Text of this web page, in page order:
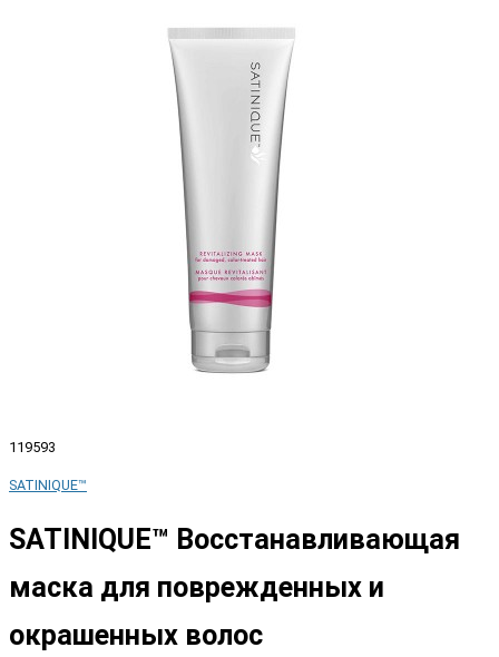
119593
SATINIQUE™
SATINIQUE™ Восстанавливающая
маска для поврежденных и
окрашенных волос